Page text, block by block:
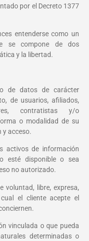
por el Decreto 1377
entenderse como un
se compone de dos
y la libertad.
de datos de carácter
de usuarios, afiliados,
contratistas y/o
o modalidad de su
y acceso.
activos de información
esté disponible o sea
no autorizado.
voluntad, libre, expresa,
el cliente acepte el
vinculada o que pueda
determinadas o